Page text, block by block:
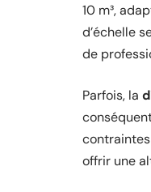
10 m³,
d’échelle
de
Parfois, la
offrir une